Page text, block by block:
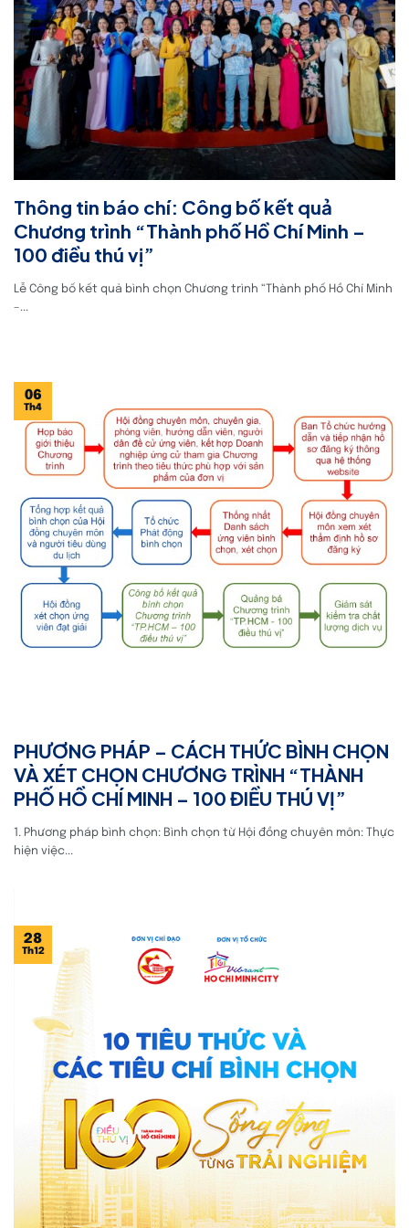
Thông tin báo chí: Công bố kết quả
Chương trình “Thành phố Hồ Chí Minh –
100 điều thú vị”
Lễ Công bố kết quả bình chọn Chương trình “Thành phố Hồ Chí Minh
–...
PHƯƠNG PHÁP – CÁCH THỨC BÌNH CHỌN
VÀ XÉT CHỌN CHƯƠNG TRÌNH “THÀNH
PHỐ HỒ CHÍ MINH – 100 ĐIỀU THÚ VỊ”
1. Phương pháp bình chọn: Bình chọn từ Hội đồng chuyên môn: Thực
hiện việc...
06
Th4
28
Th12